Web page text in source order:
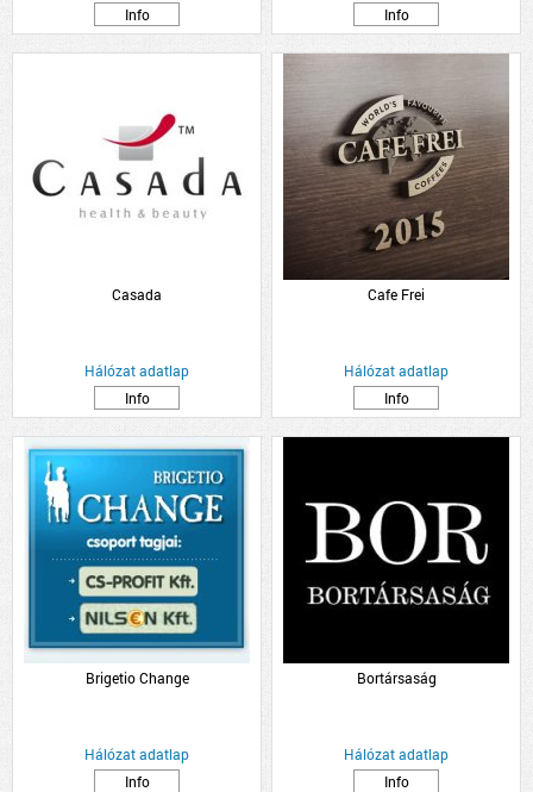
Info
Info
Casada
Hálózat adatlap
Info
Cafe Frei
Hálózat adatlap
Info
Brigetio Change
Hálózat adatlap
Info
Bortársaság
Hálózat adatlap
Info